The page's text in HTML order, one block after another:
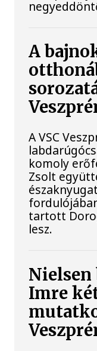
A
A VSC
komoly
Zsolt
tartott
lesz.
Imre